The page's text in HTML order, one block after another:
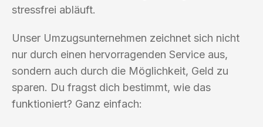
stressfrei abläuft.
Unser Umzugsunternehmen zeichnet sich nicht
nur durch einen hervorragenden Service aus,
sondern auch durch die Möglichkeit, Geld zu
sparen. Du fragst dich bestimmt, wie das
funktioniert? Ganz einfach: